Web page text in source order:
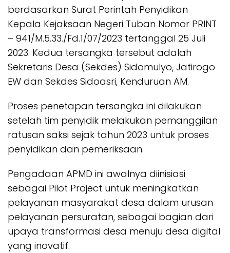
berdasarkan Surat Perintah Penyidikan
Kepala Kejaksaan Negeri Tuban Nomor PRINT
– 941/M.5.33./Fd.1/07/2023 tertanggal 25 Juli
2023. Kedua tersangka tersebut adalah
Sekretaris Desa (Sekdes) Sidomulyo, Jatirogo
EW dan Sekdes Sidoasri, Kenduruan AM.
Proses penetapan tersangka ini dilakukan
setelah tim penyidik melakukan pemanggilan
ratusan saksi sejak tahun 2023 untuk proses
penyidikan dan pemeriksaan.
Pengadaan APMD ini awalnya diinisiasi
sebagai Pilot Project untuk meningkatkan
pelayanan masyarakat desa dalam urusan
pelayanan persuratan, sebagai bagian dari
upaya transformasi desa menuju desa digital
yang inovatif.